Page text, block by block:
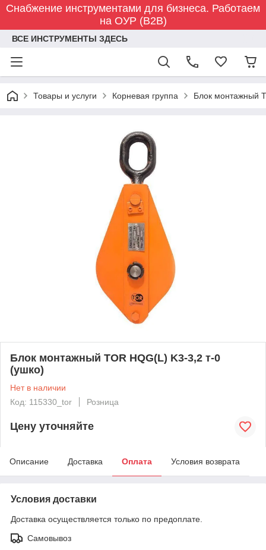
Снабжение инструментами для бизнеса. Работаем
на ОУР (B2B)
ВСЕ ИНСТРУМЕНТЫ ЗДЕСЬ
Товары и услуги Корневая группа Блок монтажный
Блок монтажный TOR HQG(L) K3-3,2 т-0
(ушко)
Нет в наличии
Код: 115330_tor
Розница
Цену уточняйте
Описание Доставка Оплата Условия возврата
Условия доставки
Доставка осуществляется только по предоплате.
Самовывоз